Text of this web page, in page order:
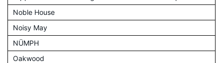
Noble House
Noisy May
NÜMPH
Oakwood